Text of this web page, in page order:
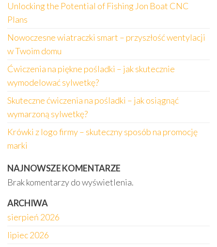
Unlocking the Potential of Fishing Jon Boat CNC
Plans
Nowoczesne wiatraczki smart – przyszłość wentylacji
w Twoim domu
Ćwiczenia na piękne pośladki – jak skutecznie
wymodelować sylwetkę?
Skuteczne ćwiczenia na pośladki – jak osiągnąć
wymarzoną sylwetkę?
Krówki z logo firmy – skuteczny sposób na promocję
marki
NAJNOWSZE KOMENTARZE
Brak komentarzy do wyświetlenia.
ARCHIWA
sierpień 2026
lipiec 2026